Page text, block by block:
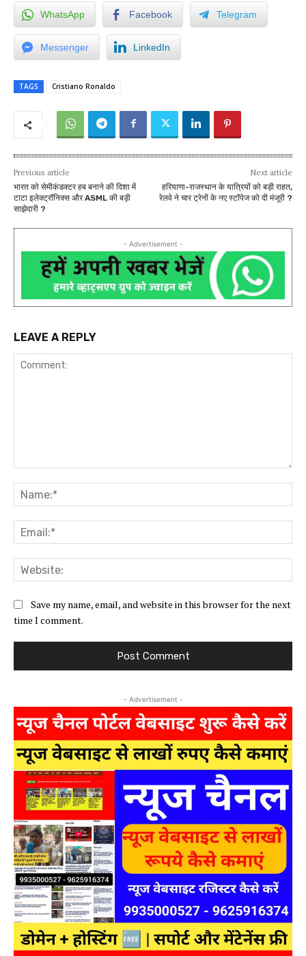
WhatsApp Facebook Telegram
Messenger LinkedIn
TAGS Cristiano Ronaldo
Previous article
भारत को सेमीकंडक्टर हब बनाने की दिशा में
टाटा इलेक्ट्रॉनिक्स और ASML की बड़ी
साझेदारी ?
Next article
हरियाणा-राजस्थान के यात्रियों को बड़ी राहत,
रेलवे ने चार ट्रेनों के नए स्टॉपेज को दी मंजूरी ?
- Advertisement -
LEAVE A REPLY
Save my name, email, and website in this browser for the next
time I comment.
- Advertisement -